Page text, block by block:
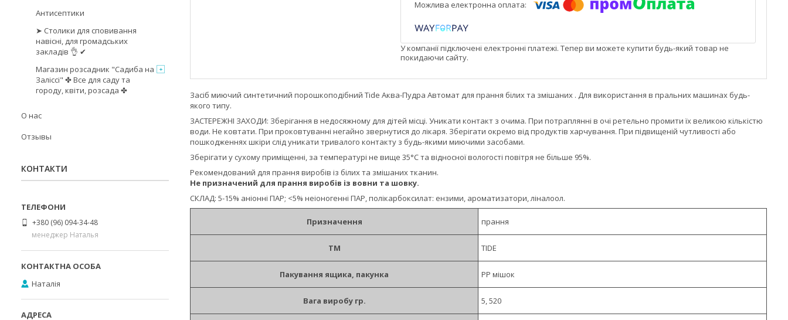
У компанії підключені електронні платежі. Тепер ви можете купити будь-який товар не
покидаючи сайту.
Засіб миючий синтетичний порошкоподібний Tide Аква-Пудра Автомат для прання білих та змішаних . Для використання в пральних машинах будь-
якого типу.
ЗАСТЕРЕЖНІ ЗАХОДИ: Зберігання в недосяжному для дітей місці. Уникати контакт з очима. При потраплянні в очі ретельно промити їх великою кількістю
води. Не ковтати. При проковтуванні негайно звернутися до лікаря. Зберігати окремо від продуктів харчування. При підвищеній чутливості або
пошкодженнях шкіри слід уникати тривалого контакту з будь-якими миючими засобами.
Зберігати у сухому приміщенні, за температурі не вище 35°С та відносної вологості повітря не більше 95%.
Рекомендований для прання виробів із білих та змішаних тканин.
Не призначений для прання виробів із вовни та шовку.
СКЛАД: 5-15% аніонні ПАР; <5% неіоногенні ПАР, полікарбоксилат: ензими, ароматизатори, ліналоол.
Призначення прання
ТМ TIDE
Пакування ящика, пакунка PP мішок
Вага виробу гр. 5, 520
Антисептики
➤ Столики для сповивання
навісні, для громадських
закладів 👌 ✔
Магазин розсадник "Садиба на
Заліссі" ✤ Все для саду та
городу, квіти, розсада ✤
О нас
Отзывы
КОНТАКТИ
+380 (96) 094-34-48
менеджер Наталья
Наталія